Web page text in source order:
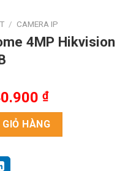
/ CAMERA IP
4MP Hikvision
₫.
₫Giá
hiện
tại
là:
DS-2DE7A425IW-AEB
HÀNG